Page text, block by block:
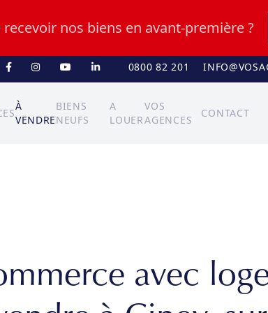
recevoir nos biens en avant-première ?
0800 82 201
À
VENDRE
BIENS
NEUFS
A
LOUER
VOS
AGENCES
CONTACT
avec